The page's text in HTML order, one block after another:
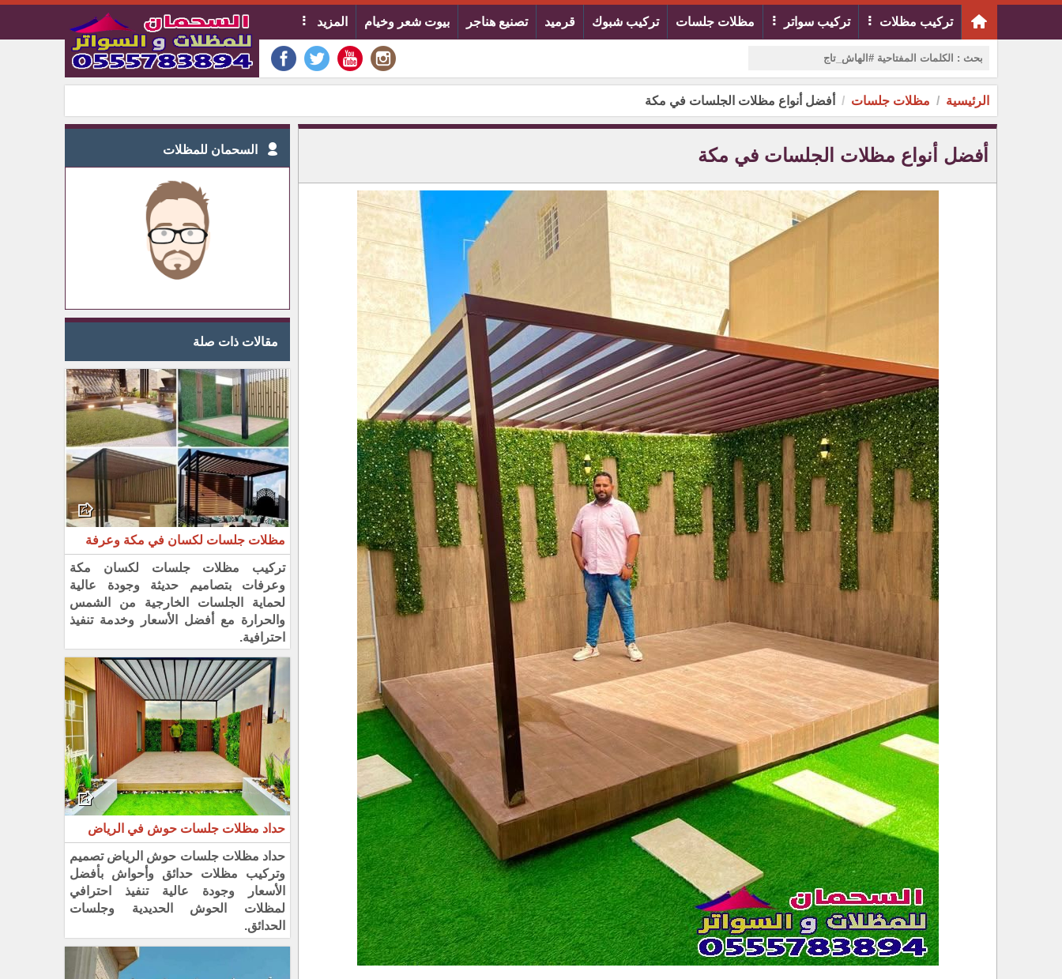
تركيب مظلات تركيب سواتر مظلات جلسات تركيب شبوك قرميد تصنيع هناجر بيوت شعر وخيام المزيد
الرئيسية مظلات جلسات أفضل أنواع مظلات الجلسات في مكة
أفضل أنواع مظلات الجلسات في مكة السحمان للمظلات
مقالات ذات صلة
مظلات جلسات لكسان في مكة وعرفة
تركيب مظلات جلسات لكسان مكة
وعرفات بتصاميم حديثة وجودة عالية
لحماية الجلسات الخارجية من الشمس
والحرارة مع أفضل الأسعار وخدمة تنفيذ
احترافية.
حداد مظلات جلسات حوش في الرياض
حداد مظلات جلسات حوش الرياض تصميم
وتركيب مظلات حدائق وأحواش بأفضل
الأسعار وجودة عالية تنفيذ احترافي
لمظلات الحوش الحديدية وجلسات
الحدائق.